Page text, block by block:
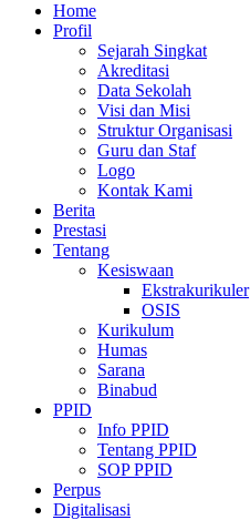
Home
Profil
Sejarah Singkat
Akreditasi
Data Sekolah
Visi dan Misi
Struktur Organisasi
Guru dan Staf
Logo
Kontak Kami
Berita
Prestasi
Tentang
Kesiswaan
Ekstrakurikuler
OSIS
Kurikulum
Humas
Sarana
Binabud
PPID
Info PPID
Tentang PPID
SOP PPID
Perpus
Digitalisasi